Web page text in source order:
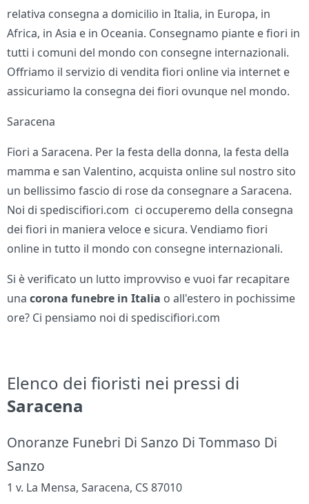
relativa consegna a domicilio in Italia, in Europa, in
Africa, in Asia e in Oceania. Consegnamo piante e fiori in
tutti i comuni del mondo con consegne internazionali.
Offriamo il servizio di vendita fiori online via internet e
assicuriamo la consegna dei fiori ovunque nel mondo.
Saracena
Fiori a Saracena. Per la festa della donna, la festa della
mamma e san Valentino, acquista online sul nostro sito
un bellissimo fascio di rose da consegnare a Saracena.
Noi di spediscifiori.com ci occuperemo della consegna
dei fiori in maniera veloce e sicura. Vendiamo fiori
online in tutto il mondo con consegne internazionali.
Si è verificato un lutto improvviso e vuoi far recapitare
unacorona funebre in Italia o all'estero in pochissime
ore? Ci pensiamo noi di spediscifiori.com
Elenco dei fioristi nei pressi di
Saracena
Onoranze Funebri Di Sanzo Di Tommaso Di
Sanzo
1 v. La Mensa, Saracena, CS 87010